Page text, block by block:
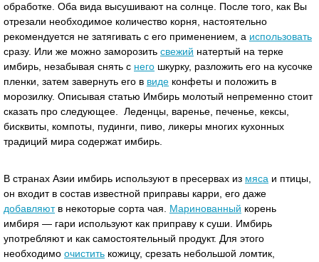
обработке. Оба вида высушивают на солнце. После того, как Вы
отрезали необходимое количество корня, настоятельно
рекомендуется не затягивать с его применением, а использовать
сразу. Или же можно заморозить свежий натертый на терке
имбирь, незабывая снять с него шкурку, разложить его на кусочке
пленки, затем завернуть его в виде конфеты и положить в
морозилку. Описывая статью Имбирь молотый непременно стоит
сказать про следующее. Леденцы, варенье, печенье, кексы,
бисквиты, компоты, пудинги, пиво, ликеры многих кухонных
традиций мира содержат имбирь.
В странах Азии имбирь используют в пресервах из мяса и птицы,
он входит в состав известной приправы карри, его даже
добавляютв некоторые сорта чая. Маринованный корень
имбиря — гари используют как приправу к суши. Имбирь
употребляют и как самостоятельный продукт. Для этого
необходимо очистить кожицу, срезать небольшой ломтик,